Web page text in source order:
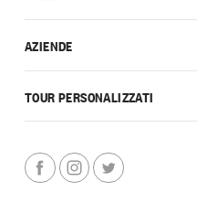
AZIENDE
TOUR PERSONALIZZATI